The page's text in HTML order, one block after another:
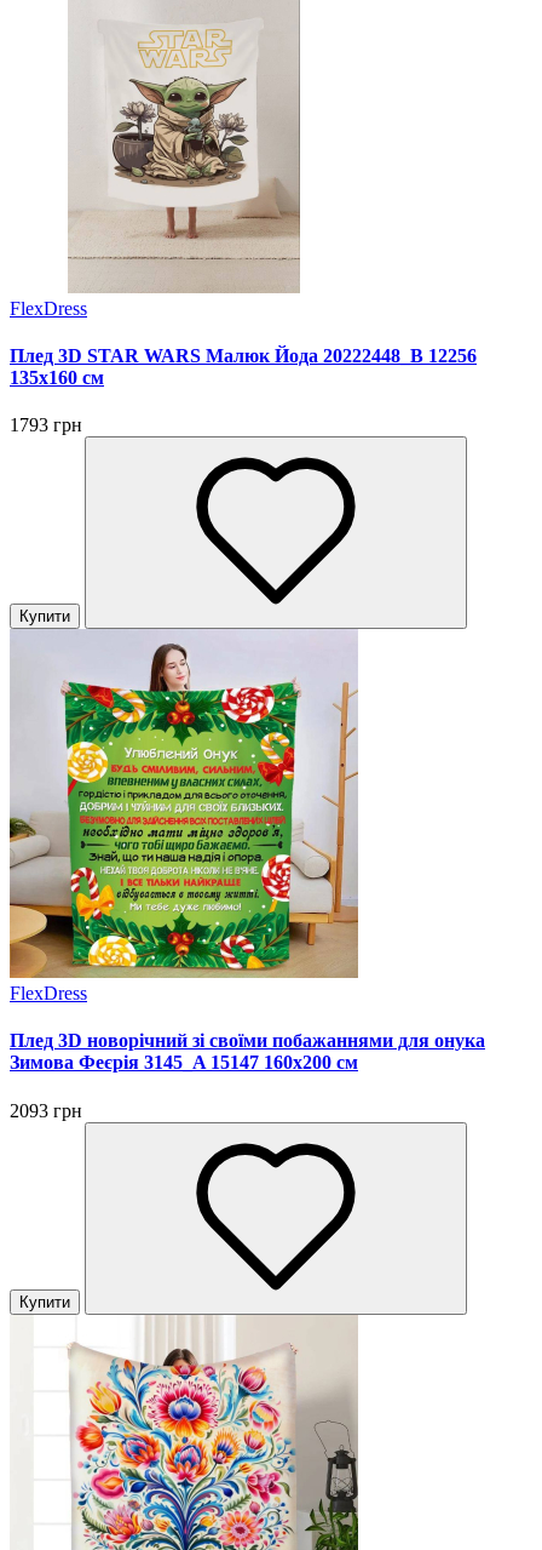
FlexDress
Плед 3D STAR WARS Малюк Йода 20222448_B 12256
135х160 см
1793 грн
Купити
FlexDress
Плед 3D новорічний зі своїми побажаннями для онука
Зимова Феєрія 3145_A 15147 160х200 см
2093 грн
Купити